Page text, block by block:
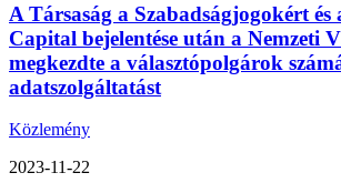
A Társaság a Szabadságjogokért és
Capital bejelentése után a Nemzeti
megkezdte a választópolgárok
adatszolgáltatást
Közlemény
2023-11-22